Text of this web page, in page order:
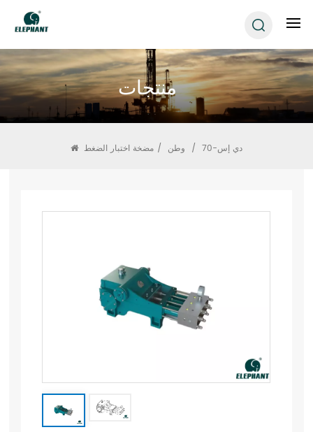
منتجات
وطن / مضخة اختبار الضغط / دي إس-70